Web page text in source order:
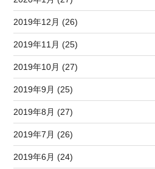
2019年12月 (26)
2019年11月 (25)
2019年10月 (27)
2019年9月 (25)
2019年8月 (27)
2019年7月 (26)
2019年6月 (24)